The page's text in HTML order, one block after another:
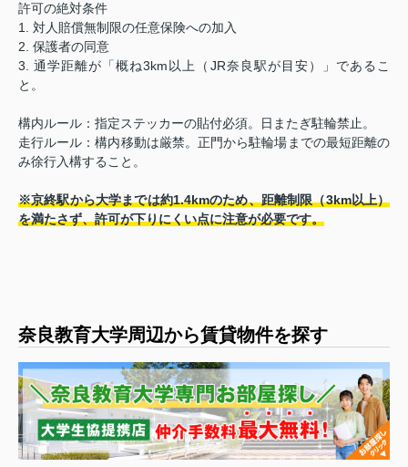
許可の絶対条件
1. 対人賠償無制限の任意保険への加入
2. 保護者の同意
3. 通学距離が「概ね3km以上（JR奈良駅が目安）」であるこ
と。
構内ルール：指定ステッカーの貼付必須。日またぎ駐輪禁止。
走行ルール：構内移動は厳禁。正門から駐輪場までの最短距離の
み徐行入構すること。
※京終駅から大学までは約1.4kmのため、距離制限（3km以上）
を満たさず、許可が下りにくい点に注意が必要です。
奈良教育大学周辺から賃貸物件を探す